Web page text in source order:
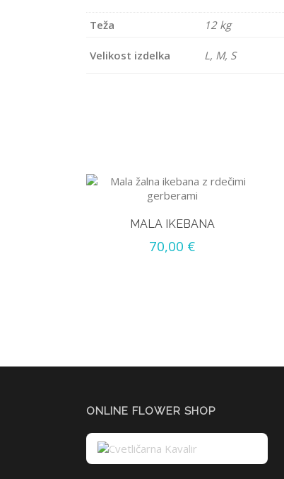
Teža 12 kg
Velikost izdelka L, M, S
MALA IKEBANA
70,00 €
ONLINE FLOWER SHOP